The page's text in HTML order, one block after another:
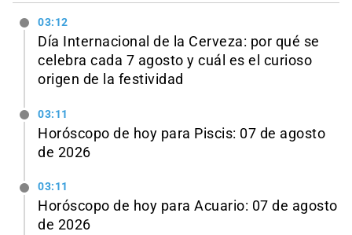
03:12
Día Internacional de la Cerveza: por qué se
celebra cada 7 agosto y cuál es el curioso
origen de la festividad
03:11
Horóscopo de hoy para Piscis: 07 de agosto
de 2026
03:11
Horóscopo de hoy para Acuario: 07 de agosto
de 2026